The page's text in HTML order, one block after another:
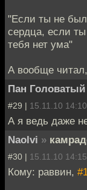
"Если ты не был
сердца, если ты
тебя нет ума"
А вообще читал,
Пан Головатый
#29 | 15.11.10 14:10
А я ведь даже
Naolvi »
#30 | 15.11.10 14:15
Кому: раввин,